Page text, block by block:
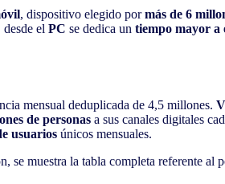
, dispositivo elegido pormás de 6
el PC se dedica un tiempo mayor a
mensual deduplicada de 4,5 millones.
de personas a sus canales digitales
usuarios únicos mensuales.
se muestra la tabla completa referente al